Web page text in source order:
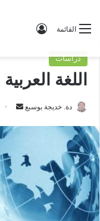
القائمة
دراسات
اللغة
دة. خديجة بوسبع
ر
د